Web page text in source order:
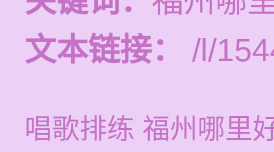
文本链接：
/l/
唱歌排练 福州哪里